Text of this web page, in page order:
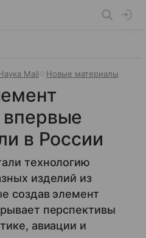
Mail Новые материалы
в России
технологию
изделий из
создав элемент
перспективы
авиации и